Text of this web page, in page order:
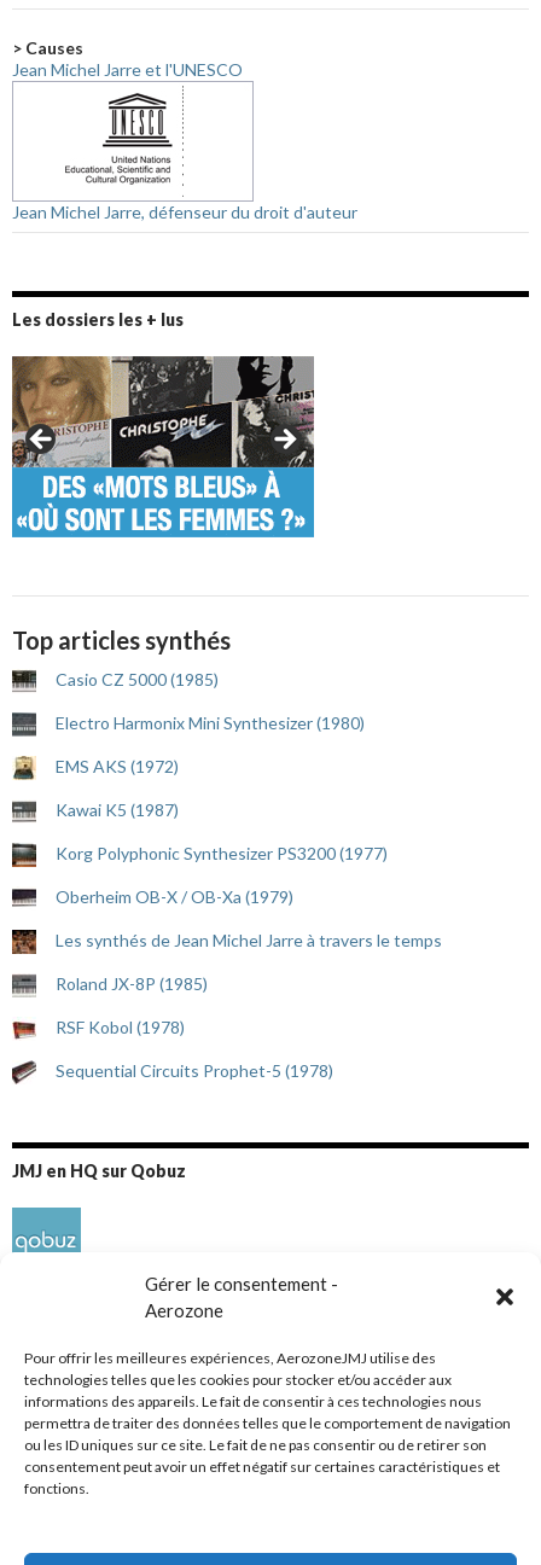
Gérer le consentement -
Aerozone
Pour offrir les meilleures expériences, AerozoneJMJ utilise des
technologies telles que les cookies pour stocker et/ou accéder aux
informations des appareils. Le fait de consentir à ces technologies nous
permettra de traiter des données telles que le comportement de navigation
ou les ID uniques sur ce site. Le fait de ne pas consentir ou de retirer son
consentement peut avoir un effet négatif sur certaines caractéristiques et
fonctions.
> Causes
Jean Michel Jarre et l'UNESCO
Jean Michel Jarre, défenseur du droit d'auteur
Les dossiers les + lus
Top articles synthés
Casio CZ 5000 (1985)
Electro Harmonix Mini Synthesizer (1980)
EMS AKS (1972)
Kawai K5 (1987)
Korg Polyphonic Synthesizer PS3200 (1977)
Oberheim OB-X / OB-Xa (1979)
Les synthés de Jean Michel Jarre à travers le temps
Roland JX-8P (1985)
RSF Kobol (1978)
Sequential Circuits Prophet-5 (1978)
JMJ en HQ sur Qobuz
Réseaux sociaux